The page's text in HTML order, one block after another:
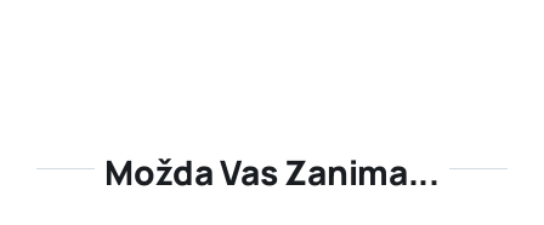
Možda Vas Zanima...